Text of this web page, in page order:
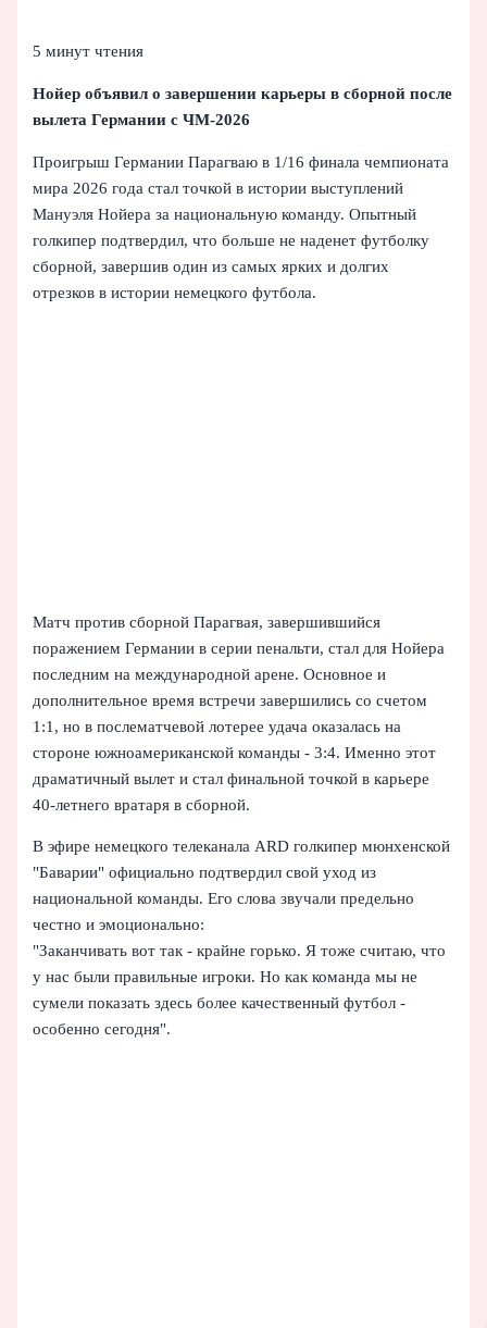
5 минут чтения
Нойер объявил о завершении карьеры в сборной после
вылета Германии с ЧМ‑2026
Проигрыш Германии Парагваю в 1/16 финала чемпионата
мира 2026 года стал точкой в истории выступлений
Мануэля Нойера за национальную команду. Опытный
голкипер подтвердил, что больше не наденет футболку
сборной, завершив один из самых ярких и долгих
отрезков в истории немецкого футбола.
Матч против сборной Парагвая, завершившийся
поражением Германии в серии пенальти, стал для Нойера
последним на международной арене. Основное и
дополнительное время встречи завершились со счетом
1:1, но в послематчевой лотерее удача оказалась на
стороне южноамериканской команды - 3:4. Именно этот
драматичный вылет и стал финальной точкой в карьере
40-летнего вратаря в сборной.
В эфире немецкого телеканала ARD голкипер мюнхенской
"Баварии" официально подтвердил свой уход из
национальной команды. Его слова звучали предельно
честно и эмоционально:
"Заканчивать вот так - крайне горько. Я тоже считаю, что
у нас были правильные игроки. Но как команда мы не
сумели показать здесь более качественный футбол -
особенно сегодня".